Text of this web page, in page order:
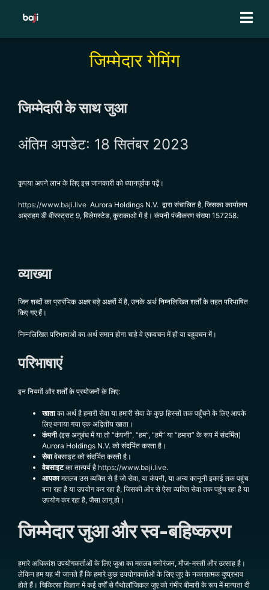
जिम्मेदार गेमिंग
जिम्मेदारी के साथ जुआ
अंतिम अपडेट: 18 सितंबर 2023
कृपया अपने लाभ के लिए इस जानकारी को ध्यानपूर्वक पढ़ें।
https://www.baji.live Aurora Holdings N.V. द्वारा संचालित है, जिसका कार्यालय
अब्राहम डी वीरस्ट्राट 9, विलेमस्टेड, कुराकाओ में है। कंपनी पंजीकरण संख्या 157258.
व्याख्या
जिन शब्दों का प्रारंभिक अक्षर बड़े अक्षरों में है, उनके अर्थ निम्नलिखित शर्तों के तहत परिभाषित
किए गए हैं।
निम्नलिखित परिभाषाओं का अर्थ समान होगा चाहे वे एकवचन में हों या बहुवचन में।
परिभाषाएं
इन नियमों और शर्तों के प्रयोजनों के लिए:
खाता का अर्थ है हमारी सेवा या हमारी सेवा के कुछ हिस्सों तक पहुँचने के लिए आपके
लिए बनाया गया एक अद्वितीय खाता।
कंपनी (इस अनुबंध में या तो “कंपनी”, “हम”, “हमें” या “हमारा” के रूप में संदर्भित)
Aurora Holdings N.V. को संदर्भित करता है ।
सेवावेबसाइट को संदर्भित करती है।
वेबसाइटका तात्पर्य है https://www.baji.live.
आपकामतलब उस व्यक्ति से है जो सेवा, या कंपनी, या अन्य कानूनी इकाई तक पहुंच
बना रहा है या उपयोग कर रहा है, जिसकी ओर से ऐसा व्यक्ति सेवा तक पहुंच रहा है या
उपयोग कर रहा है, जैसा लागू हो।
जिम्मेदार जुआ औरस्व-बहिष्करण
हमारे अधिकांश उपयोगकर्ताओं के लिए जुआ का मतलब मनोरंजन, मौज-मस्ती और उत्साह है।
लेकिन हम यह भी जानते हैं कि हमारे कुछ उपयोगकर्ताओं के लिए जुए के नकारात्मक दुष्प्रभाव
होते हैं। चिकित्सा विज्ञान में कई वर्षों से पैथोलॉजिकल जुए को गंभीर बीमारी के रूप में मान्यता दी